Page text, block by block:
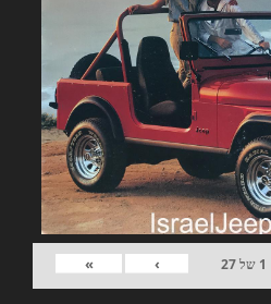
1 של27
›
»